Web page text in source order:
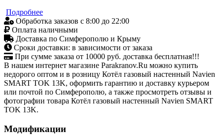
Подробнее
Обработка заказов с 8:00 до 22:00
Оплата наличными
Доставка по Симферополю и Крыму
Сроки доставки: в зависимости от заказа
При сумме заказа от 10000 руб. доставка бесплатная!!!
В нашем интернет магазине Parakranov.Ru можно купить
недорого оптом и в розницу Котёл газовый настенный Navien
SMART TOK 13K, оформить гарантию и доставку курьером
или почтой по Симферополю, а также просмотреть отзывы и
фотографии товара Котёл газовый настенный Navien SMART
TOK 13K.
Модификации